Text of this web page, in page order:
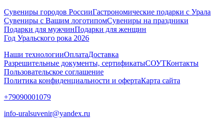
Сувениры городов РоссииГастрономические подарки с Урала
Сувениры с Вашим логотипомСувениры на праздники
Подарки для мужчинПодарки для женщин
Год Уральского рока 2026
Наши технологииОплатаДоставка
Разрешительные документы, сертификатыСОУТКонтакты
Пользовательское соглашение
Политика конфиденциальности и офертаКарта сайта
+79090001079
info-uralsuvenir@yandex.ru